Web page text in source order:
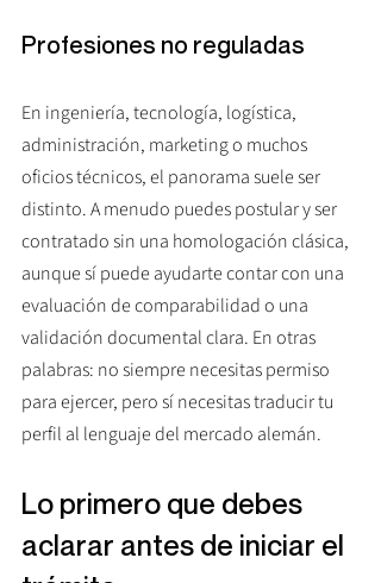
Profesiones no reguladas
En ingeniería, tecnología, logística,
administración, marketing o muchos
oficios técnicos, el panorama suele ser
distinto. A menudo puedes postular y ser
contratado sin una homologación clásica,
aunque sí puede ayudarte contar con una
evaluación de comparabilidad o una
validación documental clara. En otras
palabras: no siempre necesitas permiso
para ejercer, pero sí necesitas traducir tu
perfil al lenguaje del mercado alemán.
Lo primero que debes
aclarar antes de iniciar el